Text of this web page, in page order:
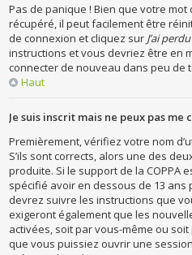
Pas de panique ! Bien que votre
récupéré, il peut facilement être
de connexion et cliquez sur J’ai
instructions et vous devriez être en
connecter de nouveau dans peu de
Haut
Je suis inscrit mais ne peux pas me
Premièrement, vérifiez votre nom
S’ils sont corrects, alors une des
produite. Si le support de la COPPA
spécifié avoir en dessous de 13 ans
devrez suivre les instructions que
exigeront également que les
activées, soit par vous-même ou
que vous puissiez ouvrir une